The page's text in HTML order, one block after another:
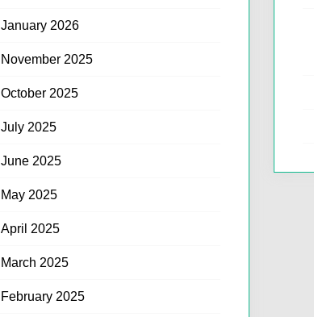
January 2026
November 2025
October 2025
July 2025
June 2025
May 2025
April 2025
March 2025
February 2025